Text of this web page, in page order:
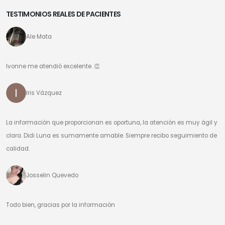
TESTIMONIOS REALES DE PACIENTES
Ale Mata
Ivonne me atendió excelente. 👏
Iris Vázquez
La información que proporcionan es oportuna, la atención es muy ágil y
clara. Didi Luna es sumamente amable. Siempre recibo seguimiento de
calidad.
Josselin Quevedo
Todo bien, gracias por la información